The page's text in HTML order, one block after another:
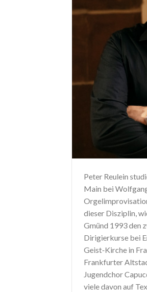
Peter Reulein
Main bei
dieser Disziplin,
Gmünd 1993 den
Dirigierkurse bei
Geist-Kirche in
Frankfurter
Jugendchor
viele davon auf